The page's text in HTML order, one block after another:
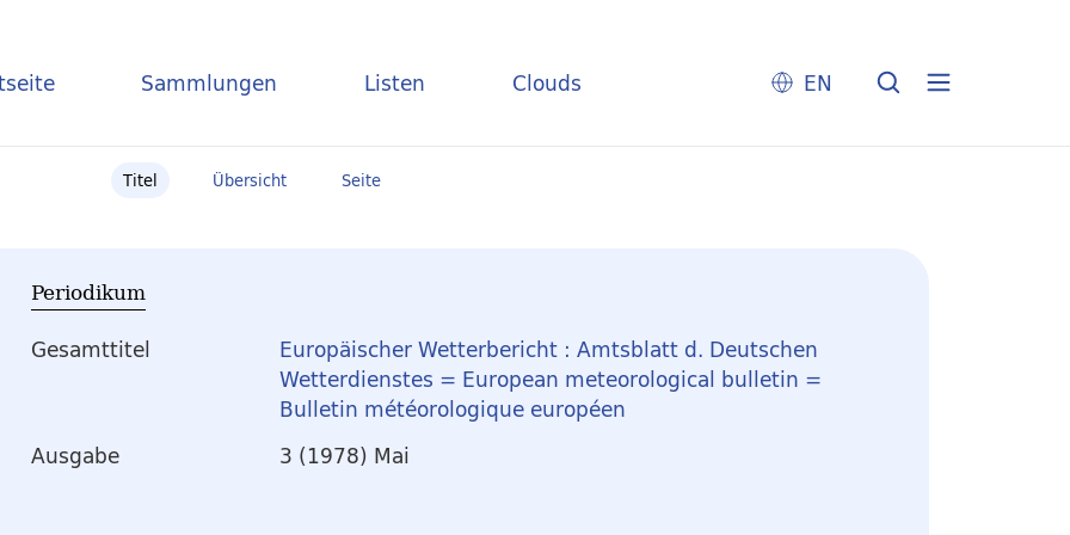
Sammlungen Listen Clouds EN
Titel Übersicht Seite
Periodikum
Gesamttitel
Europäischer Wetterbericht : Amtsblatt d. Deutschen
Wetterdienstes = European meteorological bulletin =
Bulletin météorologique européen
Ausgabe
3 (1978) Mai